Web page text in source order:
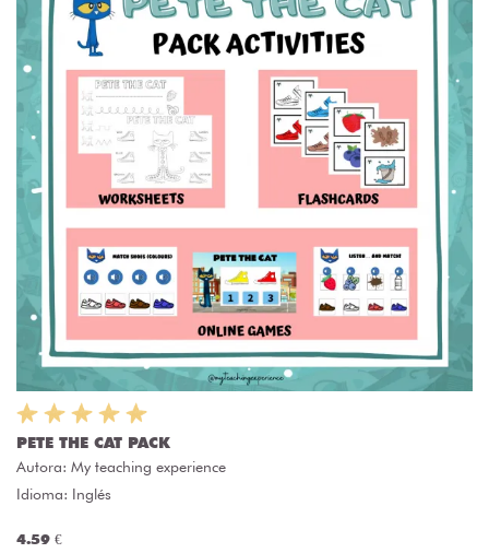
PETE THE CAT PACK
Autora: My teaching experience
Idioma: Inglés
4.59 €